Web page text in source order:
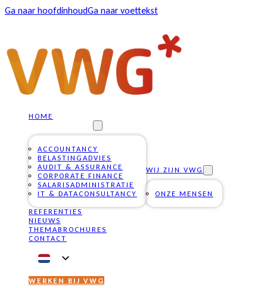
Ga naar hoofdinhoudGa naar voettekst
HOME
ACCOUNTANCY
BELASTINGADVIES
AUDIT & ASSURANCE
CORPORATE FINANCE
SALARISADMINISTRATIE
IT & DATACONSULTANCY
WIJ ZIJN VWG
ONZE MENSEN
REFERENTIES
NIEUWS
THEMABROCHURES
CONTACT
WERKEN BIJ VWG